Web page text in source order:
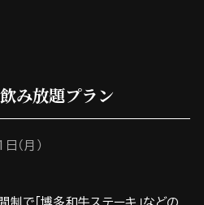
み放題プラン
（月）
で「博多和牛ステーキ」などの